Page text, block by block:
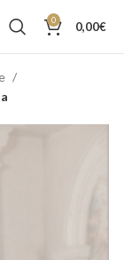
0 0,00€